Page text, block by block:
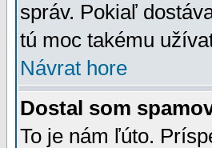
správ. Pokiaľ
tú moc takému
Návrat hore
Dostal som
To je nám ľúto.